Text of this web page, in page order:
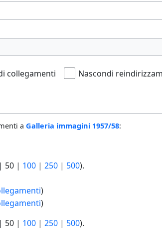
collegamenti Nascondi
a Galleria immagini 1957/58:
| 50 | 100 | 250 | 500).
)
)
| 50 | 100 | 250 | 500).